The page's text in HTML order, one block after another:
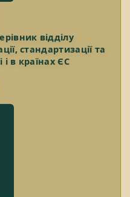
відділу
стандартизації та
і в країнах ЄС